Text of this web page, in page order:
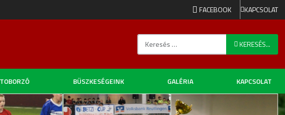
FACEBOOK KAPCSOLAT
Keresés...
KERESÉS...
TOBORZÓ BÜSZKESÉGEINK GALÉRIA KAPCSOLAT